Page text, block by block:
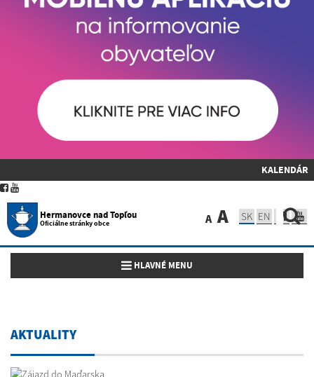
KALENDÁR
Hermanovce nad Topľou
Oficiálne stránky obce A A SK EN
Toggle navigation
HLAVNÉ MENU
AKTUALITY